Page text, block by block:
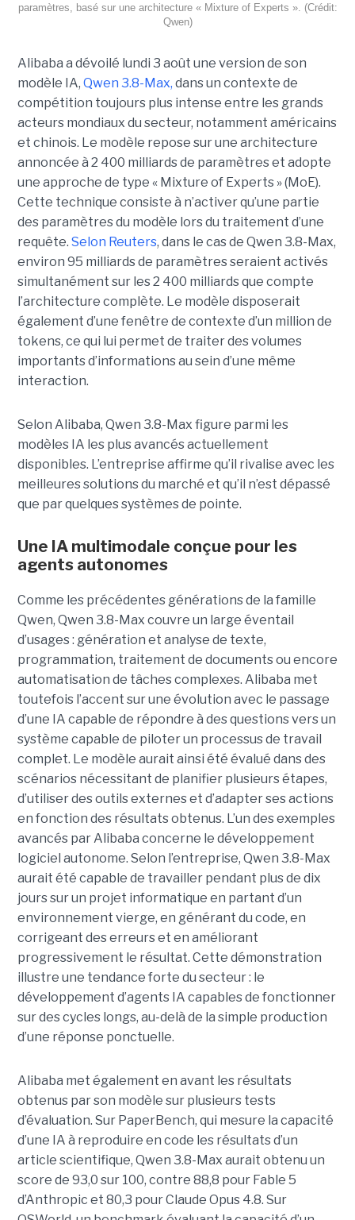
paramètres, basé sur une architecture « Mixture of Experts ». (Crédit:
Qwen)
Alibaba a dévoilé lundi 3 août une version de son
modèle IA, Qwen 3.8-Max, dans un contexte de
compétition toujours plus intense entre les grands
acteurs mondiaux du secteur, notamment américains
et chinois. Le modèle repose sur une architecture
annoncée à 2 400 milliards de paramètres et adopte
une approche de type « Mixture of Experts » (MoE).
Cette technique consiste à n’activer qu’une partie
des paramètres du modèle lors du traitement d’une
requête. Selon Reuters, dans le cas de Qwen 3.8-Max,
environ 95 milliards de paramètres seraient activés
simultanément sur les 2 400 milliards que compte
l’architecture complète. Le modèle disposerait
également d’une fenêtre de contexte d’un million de
tokens, ce qui lui permet de traiter des volumes
importants d’informations au sein d’une même
interaction.
Selon Alibaba, Qwen 3.8-Max figure parmi les
modèles IA les plus avancés actuellement
disponibles. L’entreprise affirme qu’il rivalise avec les
meilleures solutions du marché et qu’il n’est dépassé
que par quelques systèmes de pointe.
Une IA multimodale conçue pour les
agents autonomes
Comme les précédentes générations de la famille
Qwen, Qwen 3.8-Max couvre un large éventail
d’usages : génération et analyse de texte,
programmation, traitement de documents ou encore
automatisation de tâches complexes. Alibaba met
toutefois l’accent sur une évolution avec le passage
d’une IA capable de répondre à des questions vers un
système capable de piloter un processus de travail
complet. Le modèle aurait ainsi été évalué dans des
scénarios nécessitant de planifier plusieurs étapes,
d’utiliser des outils externes et d’adapter ses actions
en fonction des résultats obtenus. L’un des exemples
avancés par Alibaba concerne le développement
logiciel autonome. Selon l’entreprise, Qwen 3.8-Max
aurait été capable de travailler pendant plus de dix
jours sur un projet informatique en partant d’un
environnement vierge, en générant du code, en
corrigeant des erreurs et en améliorant
progressivement le résultat. Cette démonstration
illustre une tendance forte du secteur : le
développement d’agents IA capables de fonctionner
sur des cycles longs, au-delà de la simple production
d’une réponse ponctuelle.
Alibaba met également en avant les résultats
obtenus par son modèle sur plusieurs tests
d’évaluation. Sur PaperBench, qui mesure la capacité
d’une IA à reproduire en code les résultats d’un
article scientifique, Qwen 3.8-Max aurait obtenu un
score de 93,0 sur 100, contre 88,8 pour Fable 5
d’Anthropic et 80,3 pour Claude Opus 4.8. Sur